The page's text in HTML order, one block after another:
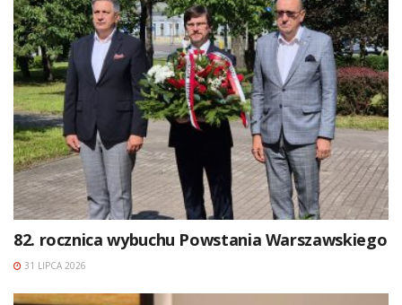
82. rocznica wybuchu Powstania Warszawskiego
31 LIPCA 2026